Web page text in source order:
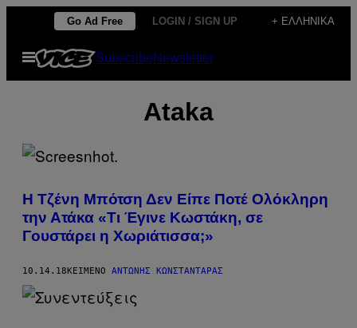
Μετάβαση
περιεχόμενο
Go Ad Free LOGIN / SIGN UP + ΕΛΛΗΝΙΚΆ
Ανοίξτε
μενού
SubscribeNewsletter
Ataka
H Τζένη Μπότση Δεν Είπε Ποτέ Ολόκληρη
την Ατάκα «Τι Έγινε Κωστάκη, σε
Γουστάρει η Χωριάτισσα;»
10.14.18 ΚΕΊΜΕΝΟ ΑΝΤΏΝΗΣ ΚΩΝΣΤΑΝΤΆΡΑΣ